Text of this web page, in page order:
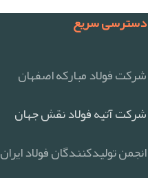
دسترسی سریع
شرکت فولاد مبارکه اصفهان
شرکت آتیه فولاد نقش جهان
انجمن تولیدکنندگان فولاد ایران